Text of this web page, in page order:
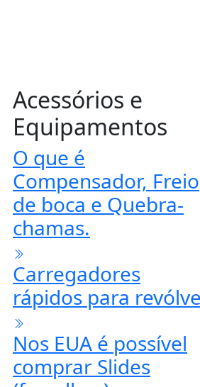
Acessórios e
Equipamentos
O que é
Compensador, Freio
de boca e Quebra-
chamas.